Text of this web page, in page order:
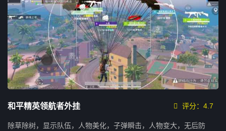
和平精英领航者外挂 评分：4.7
除草除树，显示队伍，人物美化，子弹瞬击，人物变大，无后防